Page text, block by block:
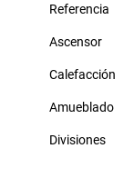
Referencia
Ascensor
Calefacción
Amueblado
Divisiones